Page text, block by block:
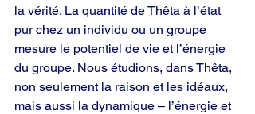
la vérité. La quantité de Thêta à l’état
pur chez un individu ou un groupe
mesure le potentiel de vie et l’énergie
du groupe. Nous étudions, dans Thêta,
non seulement la raison et les idéaux,
mais aussi la dynamique – l’énergie et